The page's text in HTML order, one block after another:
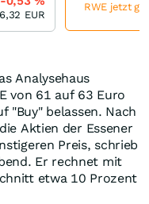
Analysehaus
von 61 auf 63 Euro
"Buy" belassen. Nach
Aktien der Essener
Preis, schrieb
Er rechnet mit
etwa 10 Prozent
EUR
RWE jetzt